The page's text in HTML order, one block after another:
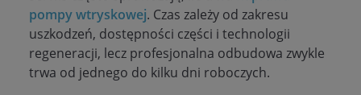
pompy wtryskowej. Czas zależy od zakresu
uszkodzeń, dostępności części i technologii
regeneracji, lecz profesjonalna odbudowa zwykle
trwa od jednego do kilku dni roboczych.